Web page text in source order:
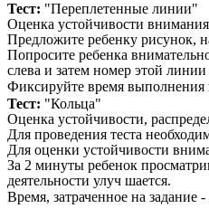
Тест: "Переплетенные линии"
Оценка устойчивости
Предложите ребенку рисунок,
Попросите ребенка
слева и затем номер этой линии
Фиксируйте время выполнения
Тест: "Кольца"
Оценка устойчивости,
Для проведения теста
Для оценки устойчивости
За 2 минуты ребенок
деятельности улуч шается.
Время, затраченное на задание